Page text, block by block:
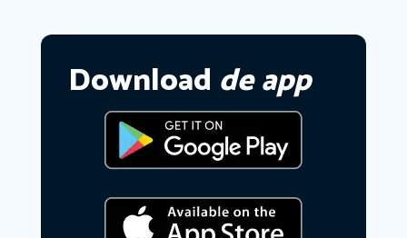
Download de app